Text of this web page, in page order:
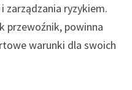
zarządzania ryzykiem.
przewoźnik, powinna
warunki dla swoich